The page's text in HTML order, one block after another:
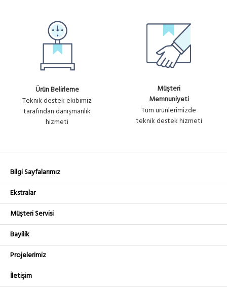
Ürün Belirleme
Teknik destek ekibimiz
tarafından danışmanlık
hizmeti
Müşteri
Memnuniyeti
Tüm ürünlerimizde
teknik destek hizmeti
Bilgi Sayfalarımız
Ekstralar
Müşteri Servisi
Bayilik
Projelerimiz
İletişim